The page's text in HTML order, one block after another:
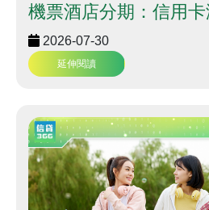
機票酒店分期：信用
vs 旅遊貸款大比拼 | 信
2026-07-30
延伸閱讀